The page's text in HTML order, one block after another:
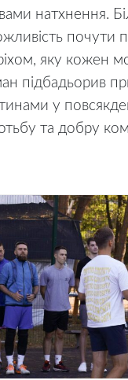
натхнення.
почути
яку кожен
підбадьорив
у
та добру